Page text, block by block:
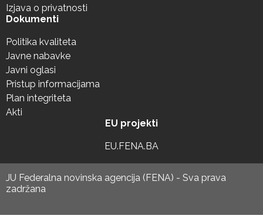
Izjava o privatnosti
Dokumenti
Politika kvaliteta
Javne nabavke
Javni oglasi
Pristup informacijama
Plan integriteta
Akti
EU projekti
EU.FENA.BA
JU Federalna novinska agencija (FENA) - Sva prava
zadržana